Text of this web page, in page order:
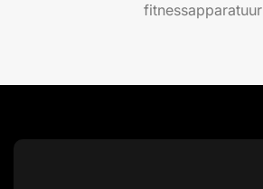
fitnessapparatuur